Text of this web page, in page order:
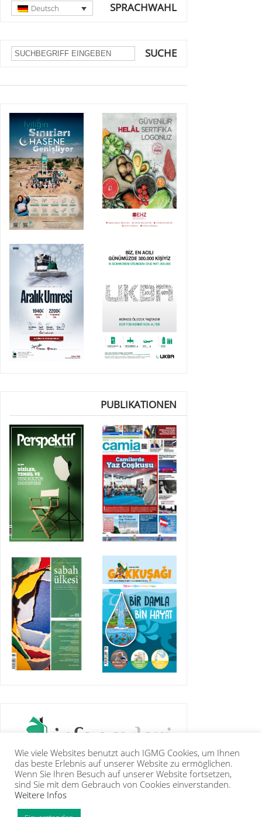
SPRACHWAHL
Deutsch
SUCHE
PUBLIKATIONEN
IGMG PRESSE
MITGLIEDSCHAFT
Wie viele Websites benutzt auch IGMG Cookies, um Ihnen
das beste Erlebnis auf unserer Website zu ermöglichen.
Wenn Sie Ihren Besuch auf unserer Website fortsetzen,
sind Sie mit dem Gebrauch von Cookies einverstanden.
Weitere Infos